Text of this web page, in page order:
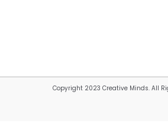
Copyright 2023 Creative Minds. All